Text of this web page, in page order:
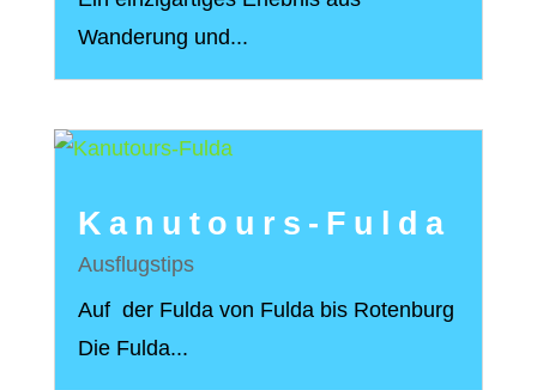
Wanderung und...
Kanutours-Fulda
Ausflugstips
Auf der Fulda von Fulda bis Rotenburg
Die Fulda...